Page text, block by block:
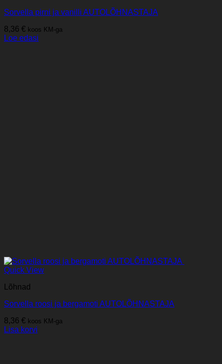
Sorvella pirni ja vanilli AUTOLÕHNASTAJA
8,36 € koos KM-ga
Loe edasi
Quick View
Lõhnad
Sorvella roosi ja bergamoti AUTOLÕHNASTAJA
8,36 € koos KM-ga
Lisa korvi